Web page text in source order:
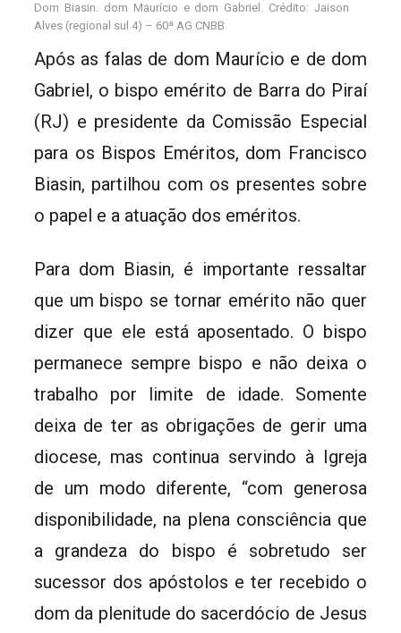
Dom Biasin. dom Maurício e dom Gabriel. Crédito: Jaison
Alves (regional sul 4) – 60ª AG CNBB
Após as falas de dom Maurício e de dom
Gabriel, o bispo emérito de Barra do Piraí
(RJ) e presidente da Comissão Especial
para os Bispos Eméritos, dom Francisco
Biasin, partilhou com os presentes sobre
o papel e a atuação dos eméritos.
Para dom Biasin, é importante ressaltar
que um bispo se tornar emérito não quer
dizer que ele está aposentado. O bispo
permanece sempre bispo e não deixa o
trabalho por limite de idade. Somente
deixa de ter as obrigações de gerir uma
diocese, mas continua servindo à Igreja
de um modo diferente, “com generosa
disponibilidade, na plena consciência que
a grandeza do bispo é sobretudo ser
sucessor dos apóstolos e ter recebido o
dom da plenitude do sacerdócio de Jesus